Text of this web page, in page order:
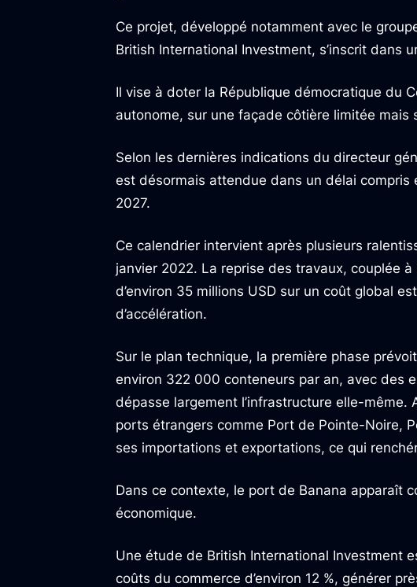
Ce projet, développé notamment avec le
British International Investment, s’inscrit dans
Il vise à doter la République démocratique du
autonome, sur une façade côtière limitée mais
Selon les dernières indications du directeur
est désormais attendue dans un délai
2027.
Ce calendrier intervient après plusieurs
janvier 2022. La reprise des travaux, couplée
d’environ 35 millions USD sur un coût global
d’accélération.
Sur le plan technique, la première phase
environ 322 000 conteneurs par an, avec des
dépasse largement l’infrastructure elle-même.
ports étrangers comme Port de Pointe-Noire,
ses importations et exportations, ce qui
Dans ce contexte, le port de Banana apparaît
économique.
Une étude de British International Investment
coûts du commerce d’environ 12 %, générer